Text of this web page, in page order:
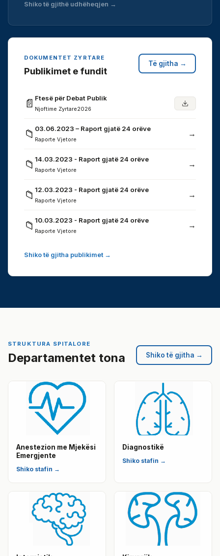
Shiko të gjithë udhëheqjen →
DOKUMENTET ZYRTARE
Publikimet e fundit
Të gjitha →
📄 Ftesë për Debat Publik
Njoftime Zyrtare2026
📁 03.06.2023 – Raport gjatë 24 orëve
Raporte Vjetore
→
📁 14.03.2023 - Raport gjatë 24 orëve
Raporte Vjetore
→
📁 12.03.2023 - Raport gjatë 24 orëve
Raporte Vjetore
→
📁 10.03.2023 - Raport gjatë 24 orëve
Raporte Vjetore
→
Shiko të gjitha publikimet →
STRUKTURA SPITALORE
Departamentet tona Shiko të gjitha →
Anestezion me Mjekësi
Emergjente
Shiko stafin →
Diagnostikë
Shiko stafin →